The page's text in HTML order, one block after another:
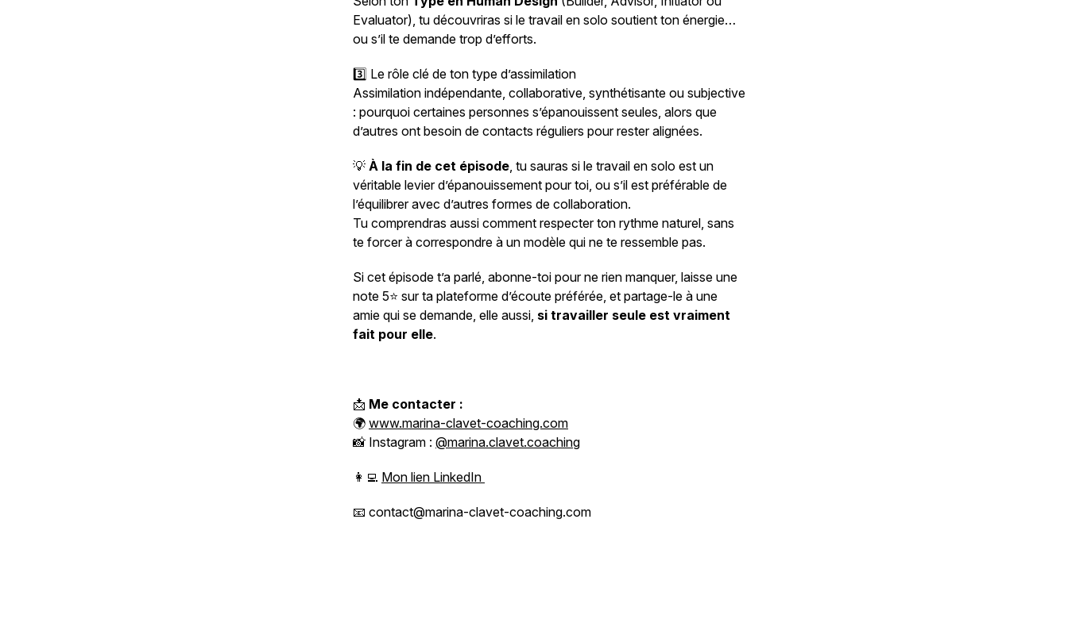
Evaluator), tu découvriras si le travail en solo soutient ton énergie…
ou s’il te demande trop d’efforts.
3️⃣ Le rôle clé de ton type d’assimilation
Assimilation indépendante, collaborative, synthétisante ou subjective
: pourquoi certaines personnes s’épanouissent seules, alors que
d’autres ont besoin de contacts réguliers pour rester alignées.
💡 À la fin de cet épisode, tu sauras si le travail en solo est un
véritable levier d’épanouissement pour toi, ou s’il est préférable de
l’équilibrer avec d’autres formes de collaboration.
Tu comprendras aussi comment respecter ton rythme naturel, sans
te forcer à correspondre à un modèle qui ne te ressemble pas.
Si cet épisode t’a parlé, abonne-toi pour ne rien manquer, laisse une
note 5⭐️ sur ta plateforme d’écoute préférée, et partage-le à une
amie qui se demande, elle aussi, si travailler seule est vraiment
fait pour elle.
📩 Me contacter :
🌍 www.marina-clavet-coaching.com
📸 Instagram : @marina.clavet.coaching
👩‍💻 Mon lien LinkedIn
📧 contact@marina-clavet-coaching.com